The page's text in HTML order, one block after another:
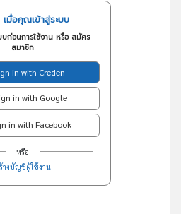
มื่อคุณเข้าสู่ระบบ
บก่อนการใช้งาน หรือ สมัคร
สมาชิก
in with Creden
in with Google
in with Facebook
หรือ
างบัญชีผู้ใช้งาน